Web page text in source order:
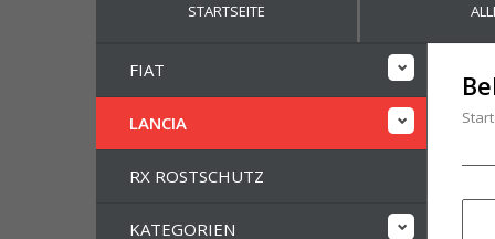
STARTSEITE
FIAT
LANCIA
RX ROSTSCHUTZ
KATEGORIEN